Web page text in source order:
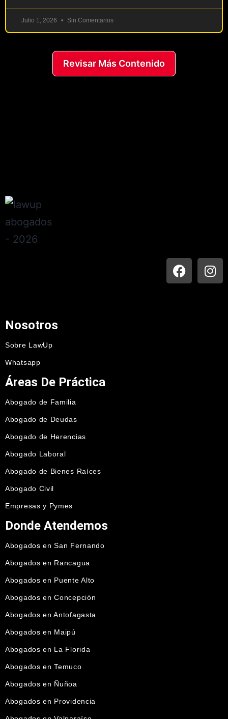
Julio 1, 2026 Sin Comentarios
Revisar Más Contenido
Nosotros
Sobre LawUp
Whatsapp
Áreas De Práctica
Abogado de Familia
Abogado de Deudas
Abogado de Herencias
Abogado Laboral
Abogado de Bienes Raíces
Abogado Civil
Empresas y Pymes
Donde Atendemos
Abogados en San Fernando
Abogados en Rancagua
Abogados en Puente Alto
Abogados en Concepción
Abogados en Antofagasta
Abogados en Maipú
Abogados en La Florida
Abogados en Temuco
Abogados en Ñuñoa
Abogados en Providencia